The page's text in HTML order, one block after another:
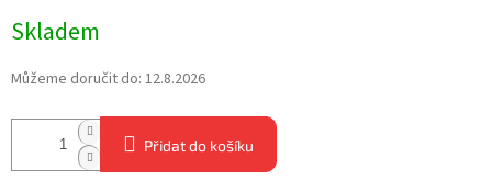
cena:
Skladem
Můžeme doručit do: 12.8.2026
Přidat do košíku